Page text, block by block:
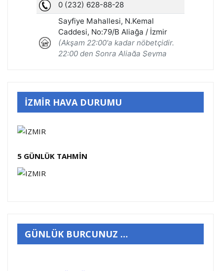
İZMİR HAVA DURUMU
5 GÜNLÜK TAHMİN
GÜNLÜK BURCUNUZ …